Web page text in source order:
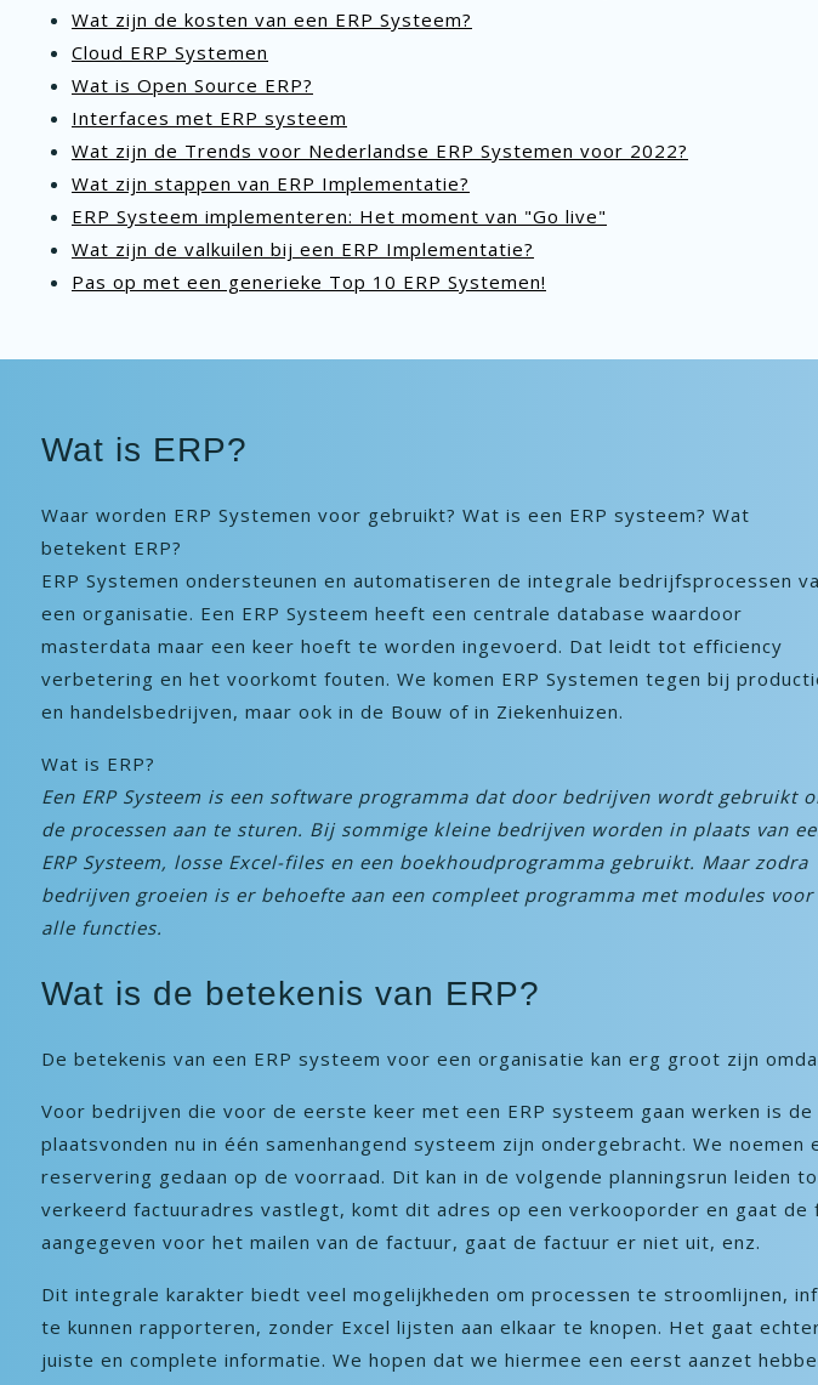
Wat zijn de kosten van een ERP Systeem?
Cloud ERP Systemen
Wat is Open Source ERP?
Interfaces met ERP systeem
Wat zijn de Trends voor Nederlandse ERP Systemen voor 2022?
Wat zijn stappen van ERP Implementatie?
ERP Systeem implementeren: Het moment van "Go live"
Wat zijn de valkuilen bij een ERP Implementatie?
Pas op met een generieke Top 10 ERP Systemen!
Wat is ERP?
Waar worden ERP Systemen voor gebruikt? Wat is een ERP systeem? Wat
betekent ERP?
ERP Systemen ondersteunen en automatiseren de integrale bedrijfsprocessen
een organisatie. Een ERP Systeem heeft een centrale database waardoor
masterdata maar een keer hoeft te worden ingevoerd. Dat leidt tot efficiency
verbetering en het voorkomt fouten. We komen ERP Systemen tegen bij
en handelsbedrijven, maar ook in de Bouw of in Ziekenhuizen.
Wat is ERP?
Een ERP Systeem is een software programma dat door bedrijven wordt gebruikt
de processen aan te sturen. Bij sommige kleine bedrijven worden in plaats van
ERP Systeem, losse Excel-files en een boekhoudprogramma gebruikt. Maar zodra
bedrijven groeien is er behoefte aan een compleet programma met modules voor
alle functies.
Wat is de betekenis van ERP?
De betekenis van een ERP systeem voor een organisatie kan erg groot zijn
Voor bedrijven die voor de eerste keer met een ERP systeem gaan werken is
plaatsvonden nu in één samenhangend systeem zijn ondergebracht. We
reservering gedaan op de voorraad. Dit kan in de volgende planningsrun leiden
verkeerd factuuradres vastlegt, komt dit adres op een verkooporder en gaat
aangegeven voor het mailen van de factuur, gaat de factuur er niet uit, enz.
Dit integrale karakter biedt veel mogelijkheden om processen te stroomlijnen,
te kunnen rapporteren, zonder Excel lijsten aan elkaar te knopen. Het gaat
juiste en complete informatie. We hopen dat we hiermee een eerst aanzet